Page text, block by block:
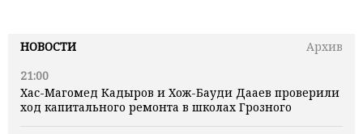
НОВОСТИ
Архив
21:00
Хас-Магомед Кадыров и Хож-Бауди Дааев проверили
ход капитального ремонта в школах Грозного